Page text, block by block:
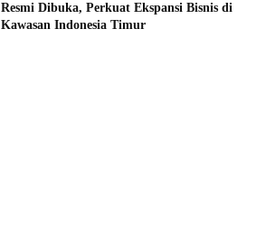
Resmi Dibuka, Perkuat Ekspansi Bisnis di
Kawasan Indonesia Timur